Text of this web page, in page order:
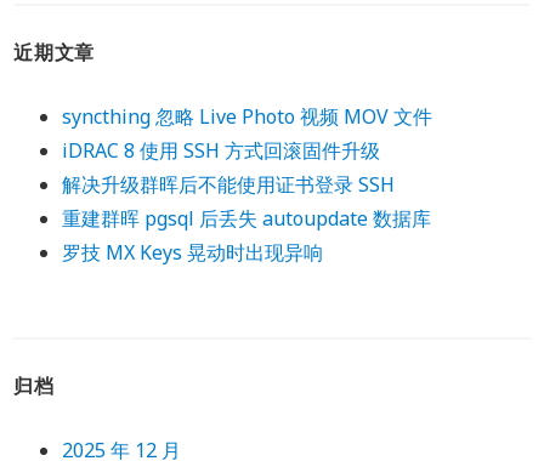
近期文章
syncthing 忽略 Live Photo 视频 MOV 文件
iDRAC 8 使用 SSH 方式回滚固件升级
解决升级群晖后不能使用证书登录 SSH
重建群晖 pgsql 后丢失 autoupdate 数据库
罗技 MX Keys 晃动时出现异响
归档
2025 年 12 月